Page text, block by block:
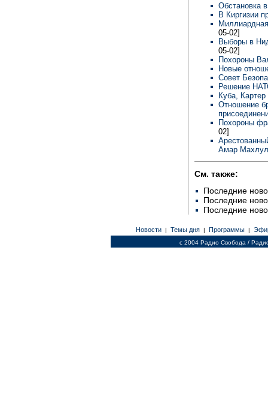
Обстановка
В Киргизии
05-02]
Выборы в
05-02]
Похороны
Новые
Совет
Решение
Куба,
Отношение
Похороны
02]
Амар
См. также:
Последние
Последние
Последние
Новости | Темы дня | Программы |
c 2004 Радио Свобода /